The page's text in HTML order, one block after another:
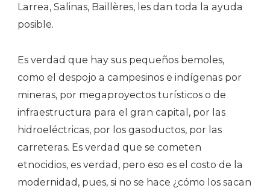
Larrea, Salinas, Baillères, les dan toda la ayuda
posible.
Es verdad que hay sus pequeños bemoles,
como el despojo a campesinos e indígenas por
mineras, por megaproyectos turísticos o de
infraestructura para el gran capital, por las
hidroeléctricas, por los gasoductos, por las
carreteras. Es verdad que se cometen
etnocidios, es verdad, pero eso es el costo de la
modernidad, pues, si no se hace ¿cómo los sacan